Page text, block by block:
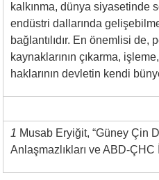
kalkınma, dünya siyasetinde
endüstri dallarında
bağlantılıdır. En önemlisi de,
kaynaklarının çıkarma,
haklarının devletin kendi
1 Musab Eryiğit, “Güney Çin
Anlaşmazlıkları ve ABD-ÇHC